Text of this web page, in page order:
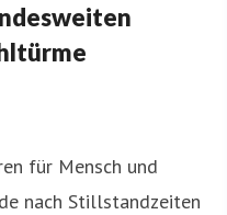
für Mensch und
nach Stillstandzeiten